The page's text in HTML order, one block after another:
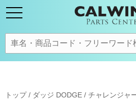
トップ/ ダッジ DODGE / チャレンジャ